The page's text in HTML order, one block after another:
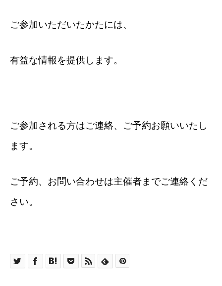
ご参加いただいたかたには、
有益な情報を提供します。
ご参加される方はご連絡、ご予約お願いいたし
ます。
ご予約、お問い合わせは主催者までご連絡くだ
さい。